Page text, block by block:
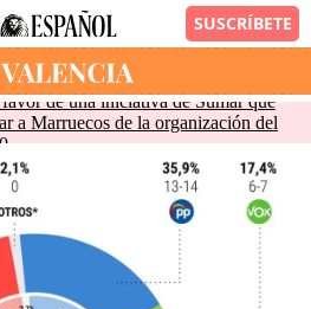
de una iniciativa de Sumar que
a Marruecos de la organización del